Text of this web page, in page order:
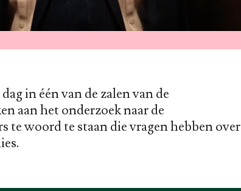
in één van de zalen van de
aan het onderzoek naar de
te woord te staan die vragen hebben over